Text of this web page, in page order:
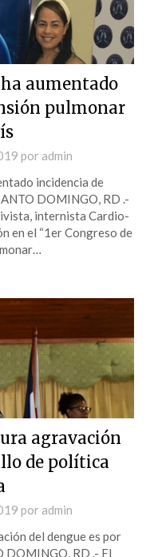
aumentado
pulmonar
por admin
incidencia de
DOMINGO, RD .-
internista Cardio-
en el “1er Congreso de
agravación
de política
por admin
del dengue es por
DOMINGO, RD .- El